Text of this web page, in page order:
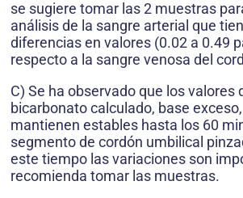
se sugiere tomar las 2 muestras
análisis de la sangre arterial que
diferencias en valores (0.02 a 0.49
respecto a la sangre venosa del
C) Se ha observado que los valores
bicarbonato calculado, base exceso,
mantienen estables hasta los 60
segmento de cordón umbilical
este tiempo las variaciones son
recomienda tomar las muestras.